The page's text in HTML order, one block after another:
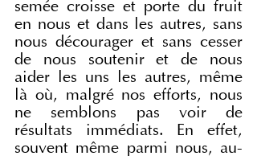
semée croisse et porte du fruit
en nous et dans les autres, sans
nous décourager et sans cesser
de nous soutenir et de nous
aider les uns les autres, même
là où, malgré nos efforts, nous
ne semblons pas voir de
résultats immédiats. En effet,
souvent même parmi nous, au-